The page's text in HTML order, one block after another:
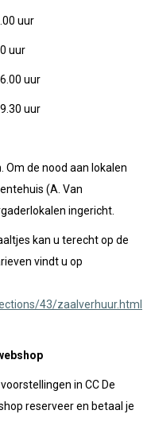
uur
uur
uur
uur
Om de nood aan lokalen
(A. Van
ingericht.
kan u terecht op de
vindt u op
43/zaalverhuur.html
in CC De
reserveer en betaal je